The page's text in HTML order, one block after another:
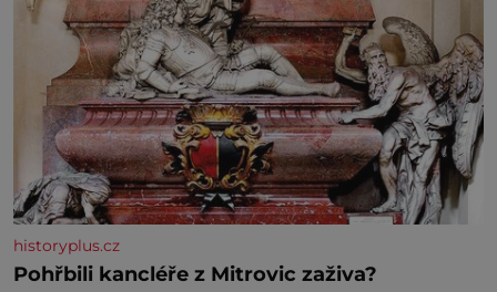
historyplus.cz
Pohřbili kancléře z Mitrovic zaživa?